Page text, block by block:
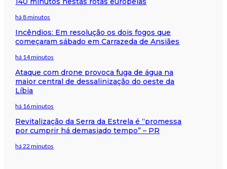
há 8 minutos
Incêndios: Em resolução os dois fogos que
começaram sábado em Carrazeda de Ansiães
há 14 minutos
Ataque com drone provoca fuga de água na
maior central de dessalinização do oeste da
Líbia
há 16 minutos
Revitalização da Serra da Estrela é “promessa
por cumprir há demasiado tempo” – PR
há 22 minutos